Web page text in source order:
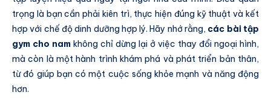
trọng là bạn cần phải kiên trì, thực hiện đúng kỹ thuật và kết
hợp với chế độ dinh dưỡng hợp lý. Hãy nhớ rằng, các bài tập
gym cho nam không chỉ dừng lại ở việc thay đổi ngoại hình,
mà còn là một hành trình khám phá và phát triển bản thân,
từ đó giúp bạn có một cuộc sống khỏe mạnh và năng động
hơn.